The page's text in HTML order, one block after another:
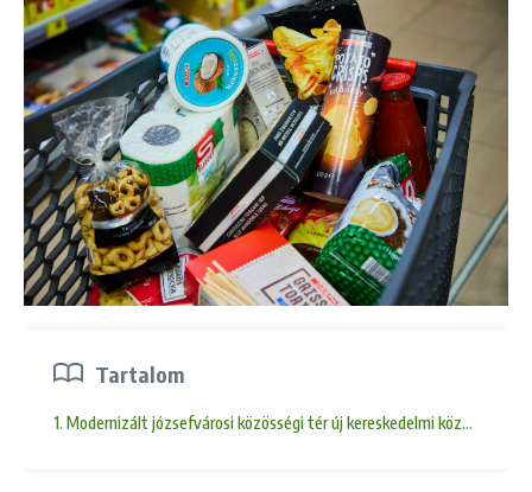
Tartalom
1. Modernizált józsefvárosi közösségi tér új kereskedelmi központja